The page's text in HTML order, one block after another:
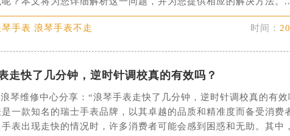
名表服务中心（品牌授权店）1层整层（需提前预约）
名表服务中心（品牌授权店）1层整层（需提前预约）
力中心T2座写字楼29层03室（需提前预约）
大厦7层G室（需提前预约）
融中心C座12层1205室（需提前预约）
国贸中心T1写字楼9层907室（需提前预约）
琴手表 浪琴手表不走 时间：
走快了几分钟，逆时针调校真的有效吗？
琴维修中心分享：“浪琴手表走快了几分钟，逆时针调校真的有效
一款知名的瑞士手表品牌，以其卓越的品质和精准度而备受消费
表出现走快的情况时，许多消费者可能会感到困惑和无助。其中